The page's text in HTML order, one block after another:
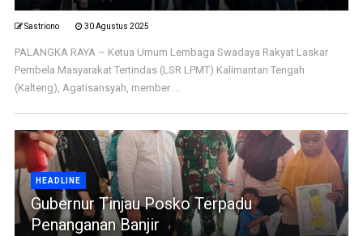
Sastriono 30 Agustus 2025
PALANGKA RAYA – Ketua Umum Lembaga Swadaya Rakyat Laskar
Pembela Masyarakat Tertindas (LSR LPMT) Kalimantan Tengah
(Kalteng), Agatisansyah, member ...
HEADLINE
Gubernur Tinjau Posko Terpadu
Penanganan Banjir